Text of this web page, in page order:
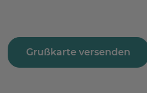
Grußkarte versenden